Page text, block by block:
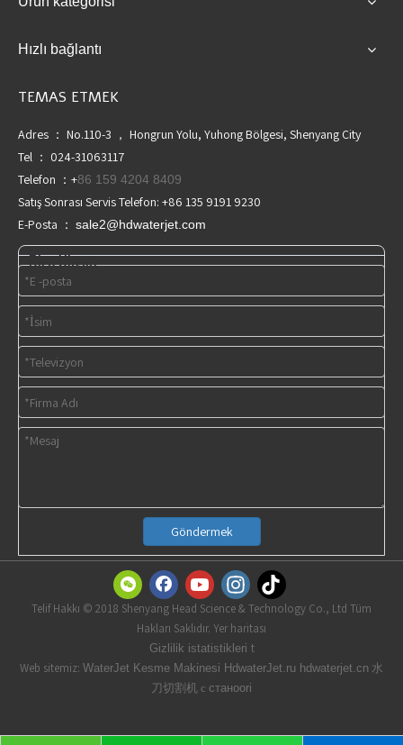
Hızlı bağlantı
TEMAS ETMEK
Adres ： No.110-3 ， Hongrun Yolu, Yuhong Bölgesi, Shenyang City
Tel ： 024-31063117
Telefon ：+86 159 4204 8409
Satış Sonrası Servis Telefon: +86 135 9191 9230
E-Posta ： sale2@hdwaterjet.com
Bize Ulaşın
Göndermek
Telif Hakkı © 2018 Shenyang Head Science & Technology Co., Ltd Tüm
Hakları Saklıdır. Yer haritası
Gizlilik istatistikleri t
Web sitemiz: WaterJet Kesme Makinesi HdwaterJet.ru hdwaterjet.cn 水
刀切割机 с станоori